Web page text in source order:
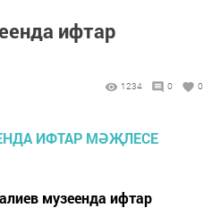
ифтар
1234 0 0
музеенда ифтар